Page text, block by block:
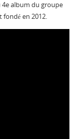
album du groupe
fondé en 2012.